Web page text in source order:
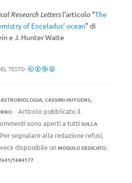
Research Lettersl’articolo “The
of Enceladus’ ocean” di
e J. Hunter Waite
TESTO:
ASTROBIOLOGIA, CASSINI-HUYGENS,
Articolo pubblicato il
sono aperti a tutti SULLA
segnalare alla redazione refusi,
disponibile un MODULO DEDICATO.
1684177